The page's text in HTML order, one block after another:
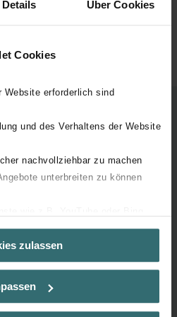
Details Über Cookies
Cookies
erforderlich sind
und des Verhaltens der Website
nachvollziehbar zu machen
unterbreiten zu können
Datenschutzerklärung erhalten
die Auswahl der Kategorie
willigen Sie ein, dass wir Ihren
verwenden, um Ihnen die
zulassen
koelen?